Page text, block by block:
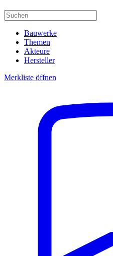
Bauwerke
Themen
Akteure
Hersteller
Merkliste öffnen